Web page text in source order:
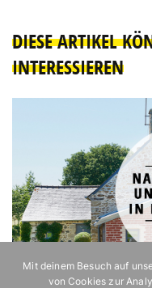
DIESE ARTIKEL
INTERESSIEREN
Mit deinem Besuch auf
von Cookies zur